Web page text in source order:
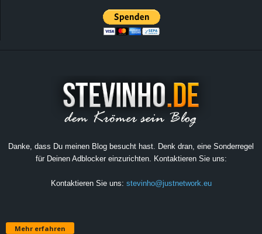
Danke, dass Du meinen Blog besucht hast. Denk dran, eine Sonderregel
für Deinen Adblocker einzurichten. Kontaktieren Sie uns:
Kontaktieren Sie uns: stevinho@justnetwork.eu
Mehr erfahren